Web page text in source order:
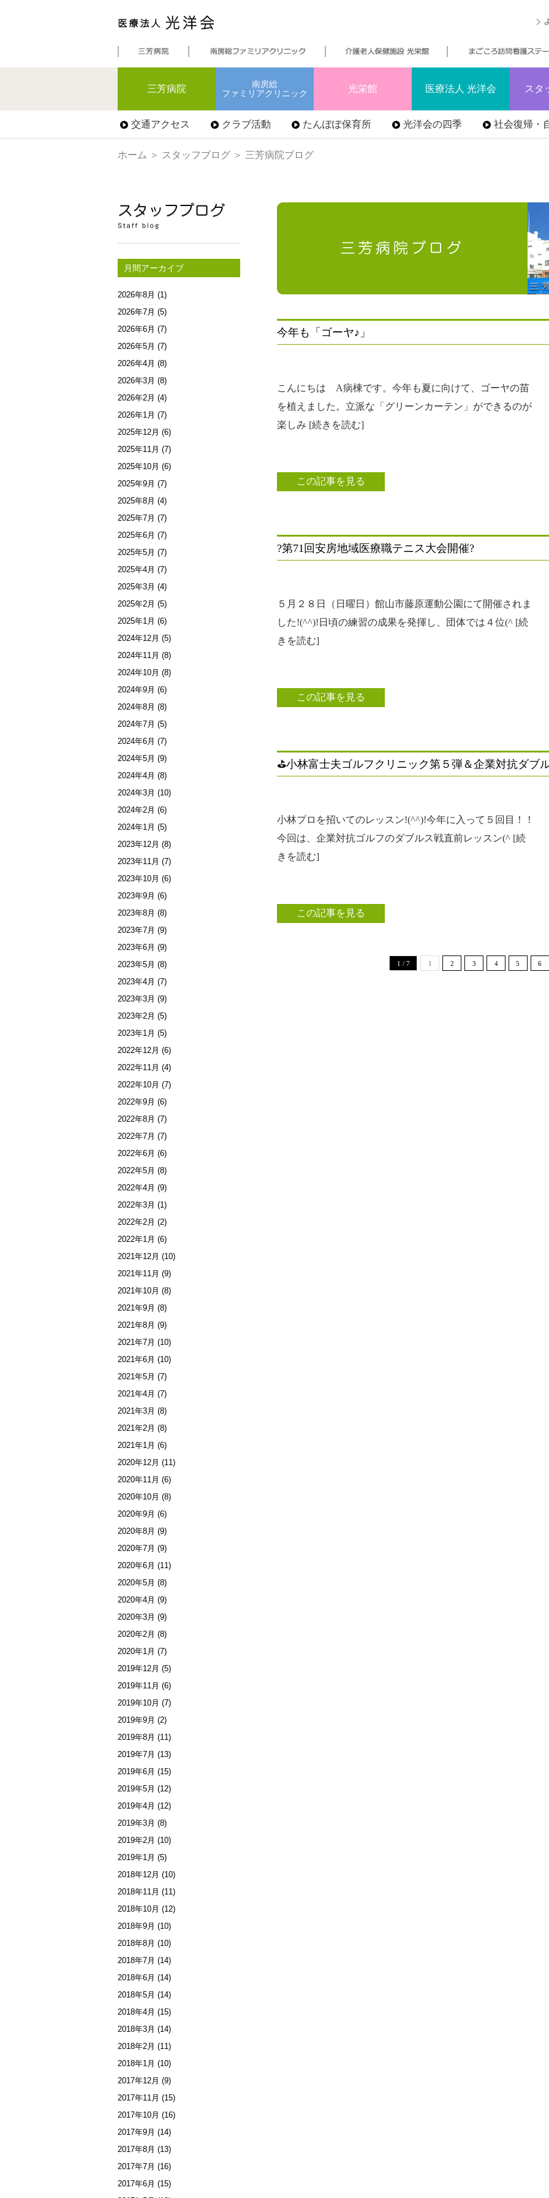
三芳病院
南房総
ファミリアクリニック
光栄館 医療法人 光洋会 スタ
交通アクセス クラブ活動 たんぽぽ保育所 光洋会の四季 社会復帰・
ホーム ＞ スタッフブログ ＞ 三芳病院ブログ
月間アーカイブ
2026年8月 (1)
2026年7月 (5)
2026年6月 (7)
2026年5月 (7)
2026年4月 (8)
2026年3月 (8)
2026年2月 (4)
2026年1月 (7)
2025年12月 (6)
2025年11月 (7)
2025年10月 (6)
2025年9月 (7)
2025年8月 (4)
2025年7月 (7)
2025年6月 (7)
2025年5月 (7)
2025年4月 (7)
2025年3月 (4)
2025年2月 (5)
2025年1月 (6)
2024年12月 (5)
2024年11月 (8)
2024年10月 (8)
2024年9月 (6)
2024年8月 (8)
2024年7月 (5)
2024年6月 (7)
2024年5月 (9)
2024年4月 (8)
2024年3月 (10)
2024年2月 (6)
2024年1月 (5)
2023年12月 (8)
2023年11月 (7)
2023年10月 (6)
2023年9月 (6)
2023年8月 (8)
2023年7月 (9)
2023年6月 (9)
2023年5月 (8)
2023年4月 (7)
2023年3月 (9)
2023年2月 (5)
2023年1月 (5)
2022年12月 (6)
2022年11月 (4)
2022年10月 (7)
2022年9月 (6)
2022年8月 (7)
2022年7月 (7)
2022年6月 (6)
2022年5月 (8)
2022年4月 (9)
2022年3月 (1)
2022年2月 (2)
2022年1月 (6)
2021年12月 (10)
2021年11月 (9)
2021年10月 (8)
2021年9月 (8)
2021年8月 (9)
2021年7月 (10)
2021年6月 (10)
2021年5月 (7)
2021年4月 (7)
2021年3月 (8)
2021年2月 (8)
2021年1月 (6)
2020年12月 (11)
2020年11月 (6)
2020年10月 (8)
2020年9月 (6)
2020年8月 (9)
2020年7月 (9)
2020年6月 (11)
2020年5月 (8)
2020年4月 (9)
2020年3月 (9)
2020年2月 (8)
2020年1月 (7)
2019年12月 (5)
2019年11月 (6)
2019年10月 (7)
2019年9月 (2)
2019年8月 (11)
2019年7月 (13)
2019年6月 (15)
2019年5月 (12)
2019年4月 (12)
2019年3月 (8)
2019年2月 (10)
2019年1月 (5)
2018年12月 (10)
2018年11月 (11)
2018年10月 (12)
2018年9月 (10)
2018年8月 (10)
2018年7月 (14)
2018年6月 (14)
2018年5月 (14)
2018年4月 (15)
2018年3月 (14)
2018年2月 (11)
2018年1月 (10)
2017年12月 (9)
2017年11月 (15)
2017年10月 (16)
2017年9月 (14)
2017年8月 (13)
2017年7月 (16)
2017年6月 (15)
今年も「ゴーヤ♪」
こんにちは A病棟です。今年も夏に向けて、ゴーヤの苗
を植えました。立派な「グリーンカーテン」ができるのが
楽しみ [続きを読む]
この記事を見る
?第71回安房地域医療職テニス大会開催?
５月２８日（日曜日）館山市藤原運動公園にて開催されま
した!(^^)!日頃の練習の成果を発揮し、団体では４位(^ [続
きを読む]
この記事を見る
⛳小林富士夫ゴルフクリニック第５弾＆企業対抗ダブ
小林プロを招いてのレッスン!(^^)!今年に入って５回目！！
今回は、企業対抗ゴルフのダブルス戦直前レッスン(^ [続
きを読む]
この記事を見る
1 / 7 1 2 3 4 5 6